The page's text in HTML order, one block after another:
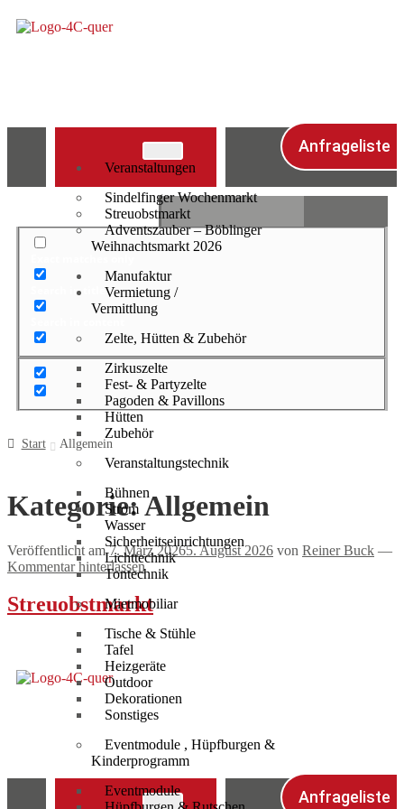
Veranstaltungen
Sindelfinger Wochenmarkt
Streuobstmarkt
Adventszauber – Böblinger
Weihnachtsmarkt 2026
Manufaktur
Vermietung /
Vermittlung
Zelte, Hütten & Zubehör
Zirkuszelte
Fest- & Partyzelte
Pagoden & Pavillons
Hütten
Zubehör
Veranstaltungstechnik
Bühnen
Strom
Wasser
Sicherheitseinrichtungen
Lichttechnik
Tontechnik
Mietmobiliar
Tische & Stühle
Tafel
Heizgeräte
Outdoor
Dekorationen
Sonstiges
Eventmodule , Hüpfburgen &
Kinderprogramm
Eventmodule
Anfrageliste
Search in title
Start Allgemein
Kategorie:Allgemein
Veröffentlicht am7. März 20265. August 2026 von Reiner Buck —
Kommentar hinterlassen
Streuobstmarkt
Anfrageliste